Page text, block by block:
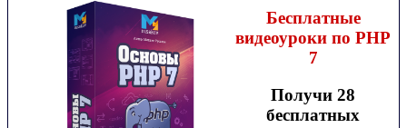
Бесплатные
видеоуроки по PHP
7
Получи 28
бесплатных